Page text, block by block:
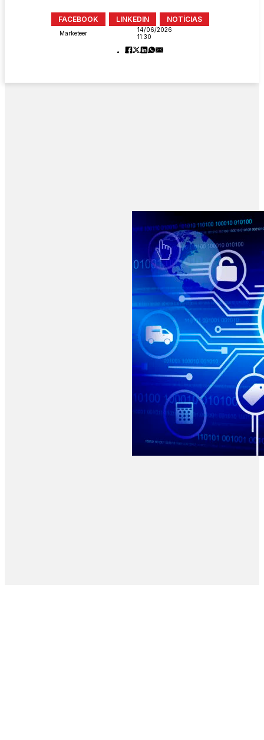
FACEBOOK LINKEDIN NOTÍCIAS
Marketeer
14/06/2026
11:30